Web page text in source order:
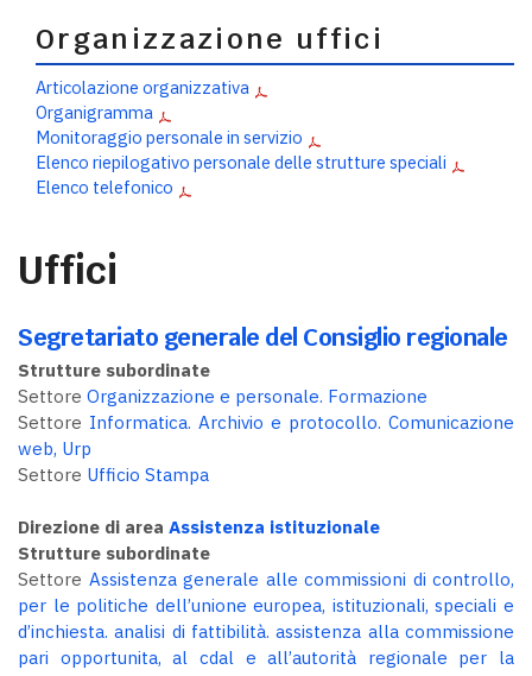
Organizzazione uffici
Articolazione organizzativa
Organigramma
Monitoraggio personale in servizio
Elenco riepilogativo personale delle strutture speciali
Elenco telefonico
Uffici
Segretariato generale del Consiglio regionale
Strutture subordinate
Settore Organizzazione e personale. Formazione
Settore Informatica. Archivio e protocollo. Comunicazione
web, Urp
Settore Ufficio Stampa
Direzione di area Assistenza istituzionale
Strutture subordinate
Settore Assistenza generale alle commissioni di controllo,
per le politiche dell’unione europea, istituzionali, speciali e
d’inchiesta. analisi di fattibilità. assistenza alla commissione
pari opportunita, al cdal e all’autorità regionale per la